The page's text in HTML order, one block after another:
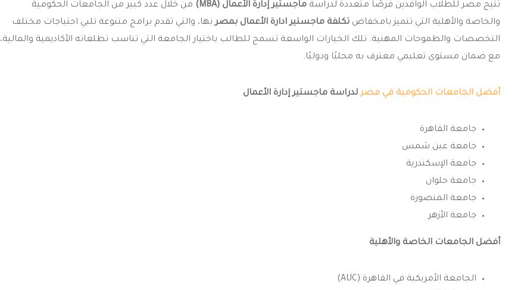
تتيح مصر للطلاب الوافدين فرصًا متعددة لدراسة ماجستير إدارة الأعمال (MBA)
من خلال عدد كبير من الجامعات الحكومية
والخاصة والأهلية التي تتميز بامخفاض تكلفة ماجستير ادارة الأعمال بمصربها، والتي تقدم برامج متنوعة تلبي احتياجات مختلف
التخصصات والطموحات المهنية. تلك الخيارات الواسعة تسمح للطالب باختيار الجامعة التي تناسب تطلعاته الأكاديمية والمالية،
مع ضمان مستوى تعليمي معترف به محليًا ودوليًا.
أفضل الجامعات الحكومية في مصرلدراسة ماجستير إدارة الأعمال
جامعة القاهرة
جامعة عين شمس
جامعة الإسكندرية
جامعة حلوان
جامعة المنصورة
جامعة الأزهر
أفضل الجامعات الخاصة والأهلية
الجامعة الأمريكية في القاهرة (AUC)